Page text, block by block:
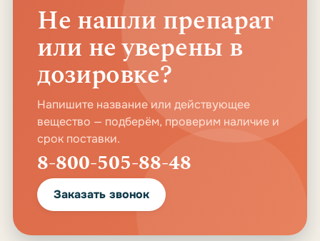
Не нашли препарат
или не уверены в
дозировке?
Напишите название или действующее
вещество — подберём, проверим наличие и
срок поставки.
8-800-505-88-48
Заказать звонок